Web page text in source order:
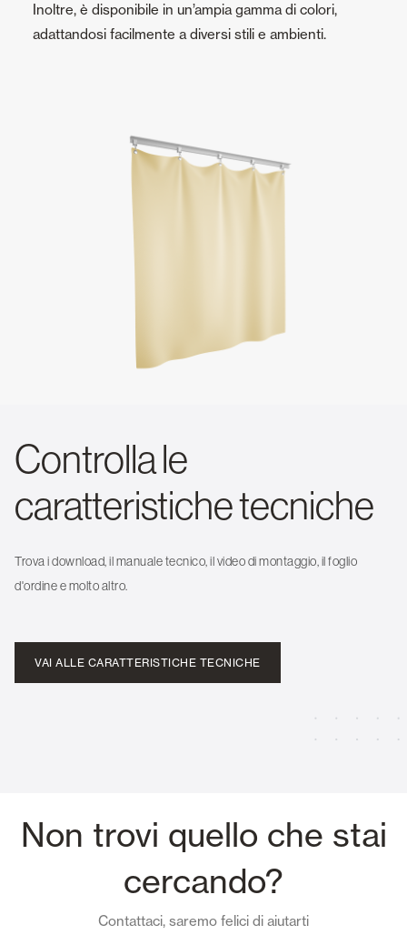
Inoltre, è disponibile in un’ampia gamma di colori,
adattandosi facilmente a diversi stili e ambienti.
Controlla le
caratteristiche tecniche
Trova i download, il manuale tecnico, il video di montaggio, il foglio
d'ordine e molto altro.
VAI ALLE CARATTERISTICHE TECNICHE
Non trovi quello che stai
cercando?
Contattaci, saremo felici di aiutarti